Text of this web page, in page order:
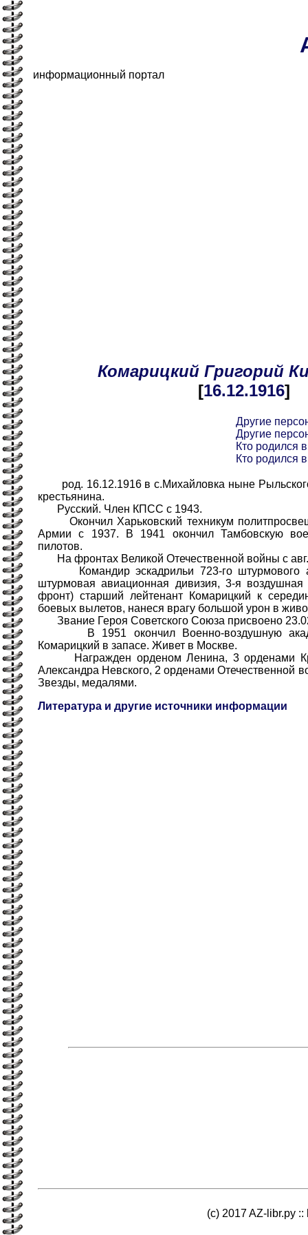
информационный портал
Комарицкий Григорий
[16.12.1916]
Другие
Другие
Кто родился
Кто родился
род. 16.12.1916 в с.Михайловка ныне
крестьянина.
Русский. Член КПСС с 1943.
Окончил Харьковский техникум
Армии с 1937. В 1941 окончил Тамбовскую
пилотов.
На фронтах Великой Отечественной войны с
Командир эскадрильи 723-го штурмового
штурмовая авиационная дивизия, 3-я
фронт) старший лейтенант Комарицкий к
боевых вылетов, нанеся врагу большой урон в
Звание Героя Советского Союза присвоено
В 1951 окончил Военно-воздушную
Комарицкий в запасе. Живет в Москве.
Награжден орденом Ленина, 3 орденами
Александра Невского, 2 орденами Отечественной
Звезды, медалями.
Литература и другие источники информации
(c) 2017 AZ-libr.ру ::